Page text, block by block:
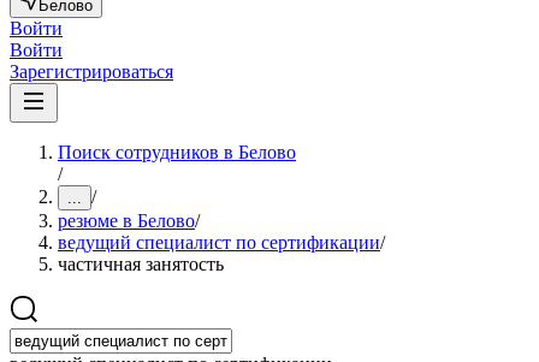
Белово
Войти
Войти
Зарегистрироваться
Поиск сотрудников в Белово
/
... /
резюме в Белово/
ведущий специалист по сертификации/
частичная занятость